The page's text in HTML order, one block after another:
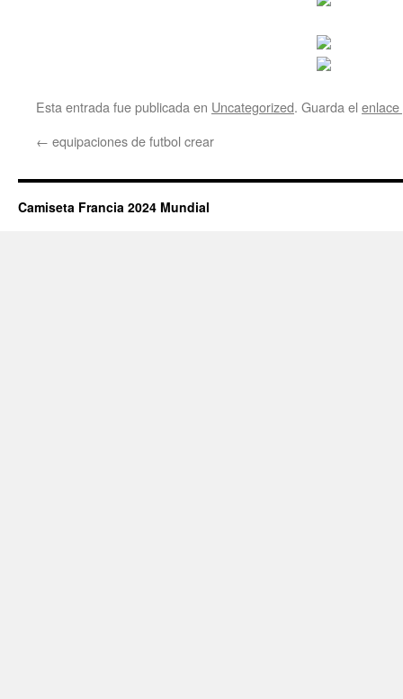
Esta entrada fue publicada en Uncategorized. Guarda el
← equipaciones de futbol crear
Camiseta Francia 2024 Mundial